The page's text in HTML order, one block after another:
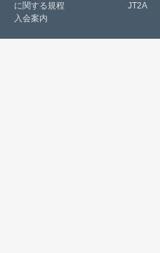
に関する規程
入会案内
JT2A